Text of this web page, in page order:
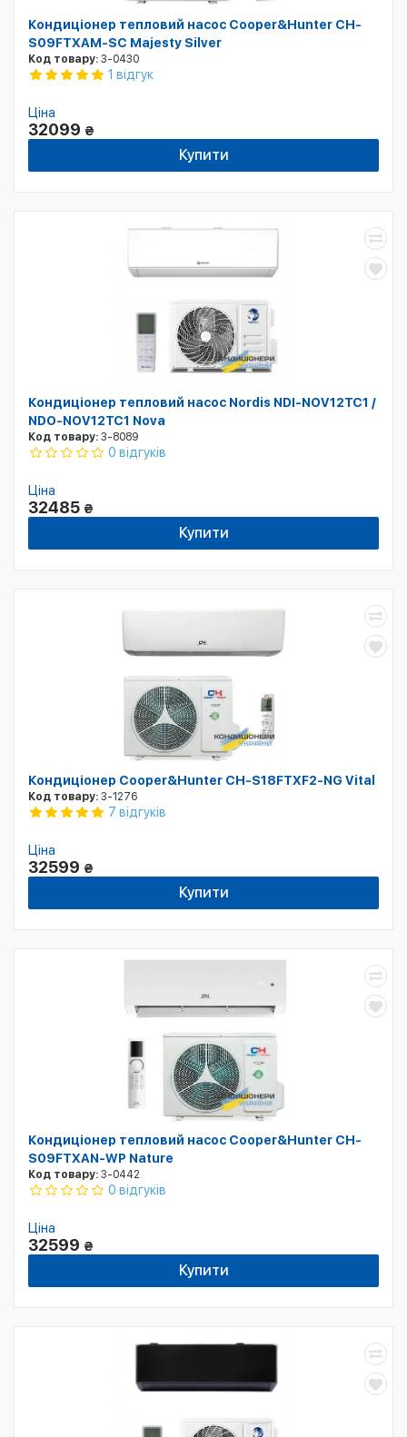
Кондиціонер тепловий насос Cooper&Hunter CH-
S09FTXAM-SC Majesty Silver
Код товару: 3-0430
1 відгук
Ціна
32099 ₴
Купити
Кондиціонер тепловий насос Nordis NDI-NOV12TC1 /
NDO-NOV12TC1 Nova
Код товару: 3-8089
0 відгуків
Ціна
32485 ₴
Купити
Кондиціонер Cooper&Hunter CH-S18FTXF2-NG Vital
Код товару: 3-1276
7 відгуків
Ціна
32599 ₴
Купити
Кондиціонер тепловий насос Cooper&Hunter CH-
S09FTXAN-WP Nature
Код товару: 3-0442
0 відгуків
Ціна
32599 ₴
Купити